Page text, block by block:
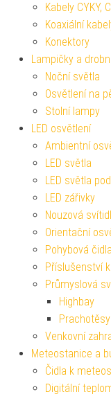
Kabely CYKY,
Koaxiální
Konektory
Lampičky a
Noční světla
Osvětlení na
Stolní lampy
LED osvětlení
Ambientní
LED světla
LED světla
LED zářivky
Nouzová
Orientační
Pohybová čidla
Příslušenství
Průmyslová
Highbay
Prachotěsy
Venkovní
Meteostanice a
Čidla k
Digitální